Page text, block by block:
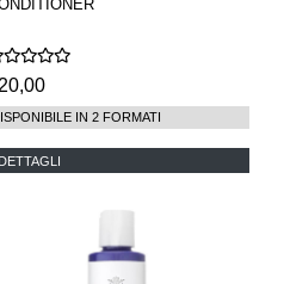
IN 2 FORMATI
DETTAGLI